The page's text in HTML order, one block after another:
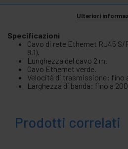
Ulteriori
Specificazioni
Cavo di rete Ethernet RJ45 S/
8.1).
Lunghezza del cavo 2 m.
Cavo Ethernet verde.
Velocità di trasmissione: fino
Larghezza di banda: fino a
Prodotti correlati